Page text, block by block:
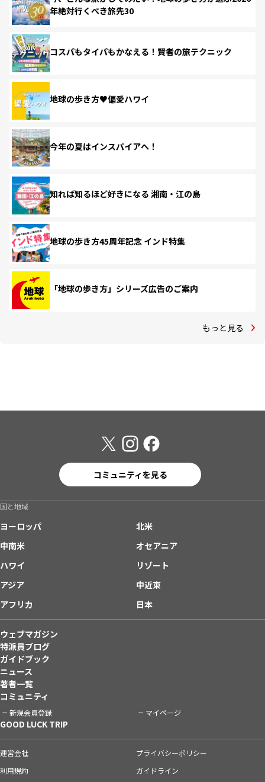
年絶対行くべき旅先30
コスパもタイパもかなえる！賢者の旅テクニック
地球の歩き方♥偏愛ハワイ
今年の夏はインスパイアへ！
知れば知るほど好きになる 湘南・江の島
地球の歩き方45周年記念 インド特集
「地球の歩き方」シリーズ広告のご案内
もっと見る
コミュニティを見る
国と地域
ヨーロッパ
北米
中南米
オセアニア
ハワイ
リゾート
アジア
中近東
アフリカ
日本
ウェブマガジン
特派員ブログ
ガイドブック
ニュース
著者一覧
コミュニティ
新規会員登録 マイページ
GOOD LUCK TRIP
運営会社
プライバシーポリシー
利用規約
ガイドライン